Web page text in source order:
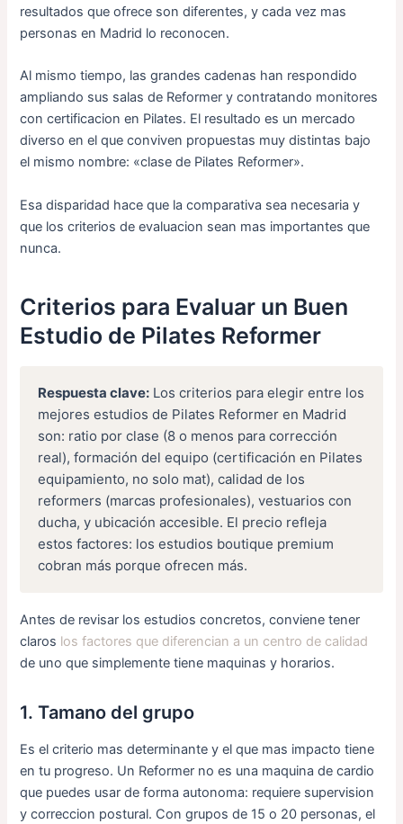
resultados que ofrece son diferentes, y cada vez mas
personas en Madrid lo reconocen.
Al mismo tiempo, las grandes cadenas han respondido
ampliando sus salas de Reformer y contratando monitores
con certificacion en Pilates. El resultado es un mercado
diverso en el que conviven propuestas muy distintas bajo
el mismo nombre: «clase de Pilates Reformer».
Esa disparidad hace que la comparativa sea necesaria y
que los criterios de evaluacion sean mas importantes que
nunca.
Criterios para Evaluar un Buen
Estudio de Pilates Reformer
Respuesta clave: Los criterios para elegir entre los
mejores estudios de Pilates Reformer en Madrid
son: ratio por clase (8 o menos para corrección
real), formación del equipo (certificación en Pilates
equipamiento, no solo mat), calidad de los
reformers (marcas profesionales), vestuarios con
ducha, y ubicación accesible. El precio refleja
estos factores: los estudios boutique premium
cobran más porque ofrecen más.
Antes de revisar los estudios concretos, conviene tener
claros los factores que diferencian a un centro de calidad
de uno que simplemente tiene maquinas y horarios.
1. Tamano del grupo
Es el criterio mas determinante y el que mas impacto tiene
en tu progreso. Un Reformer no es una maquina de cardio
que puedes usar de forma autonoma: requiere supervision
y correccion postural. Con grupos de 15 o 20 personas, el